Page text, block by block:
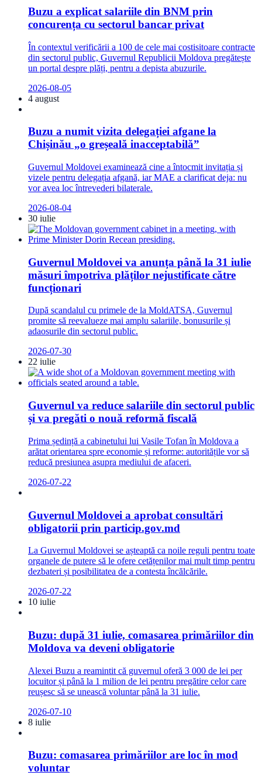
Buzu a explicat salariile din BNM prin
concurența cu sectorul bancar privat
În contextul verificării a 100 de cele mai costisitoare contracte
din sectorul public, Guvernul Republicii Moldova pregătește
un portal despre plăți, pentru a depista abuzurile.
2026-08-05
4 august
Buzu a numit vizita delegației afgane la
Chișinău „o greșeală inacceptabilă”
Guvernul Moldovei examinează cine a întocmit invitația și
vizele pentru delegația afgană, iar MAE a clarificat deja: nu
vor avea loc întrevederi bilaterale.
2026-08-04
30 iulie
Guvernul Moldovei va anunța până la 31 iulie
măsuri împotriva plăților nejustificate către
funcționari
După scandalul cu primele de la MoldATSA, Guvernul
promite să reevalueze mai amplu salariile, bonusurile și
adaosurile din sectorul public.
2026-07-30
22 iulie
Guvernul va reduce salariile din sectorul public
și va pregăti o nouă reformă fiscală
Prima ședință a cabinetului lui Vasile Tofan în Moldova a
arătat orientarea spre economie și reforme: autoritățile vor să
reducă presiunea asupra mediului de afaceri.
2026-07-22
Guvernul Moldovei a aprobat consultări
obligatorii prin particip.gov.md
La Guvernul Moldovei se așteaptă ca noile reguli pentru toate
organele de putere să le ofere cetățenilor mai mult timp pentru
dezbateri și posibilitatea de a contesta încălcările.
2026-07-22
10 iulie
Buzu: după 31 iulie, comasarea primăriilor din
Moldova va deveni obligatorie
Alexei Buzu a reamintit că guvernul oferă 3 000 de lei per
locuitor și până la 1 milion de lei pentru pregătire celor care
reușesc să se unească voluntar până la 31 iulie.
2026-07-10
8 iulie
Buzu: comasarea primăriilor are loc în mod
voluntar